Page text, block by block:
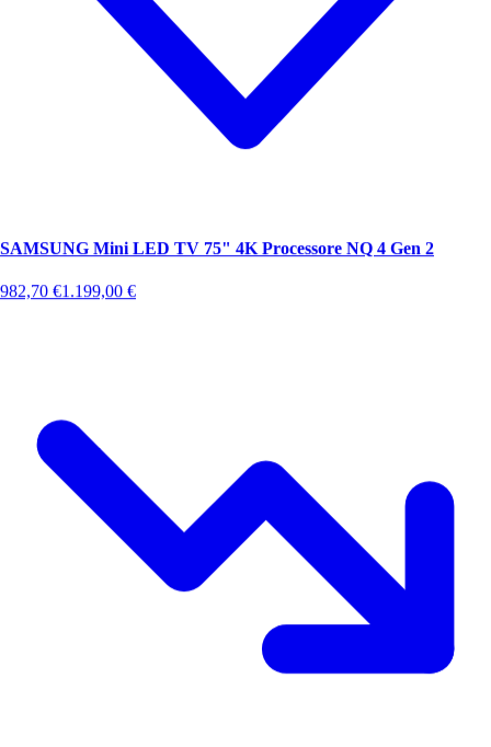
SAMSUNG Mini LED TV 75" 4K Processore NQ 4 Gen 2
982,70 €1.199,00 €